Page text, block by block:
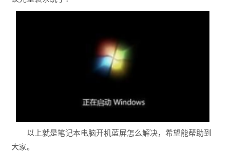
以上就是笔记本电脑开机蓝屏怎么解决，希望能帮助到
大家。